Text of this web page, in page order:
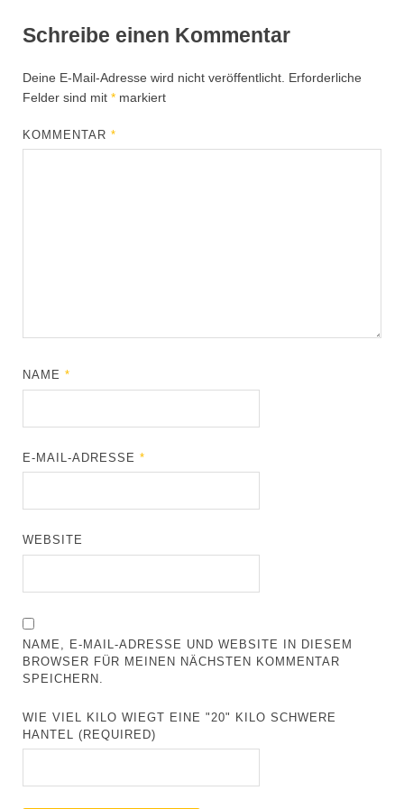
Schreibe einen Kommentar
Deine E-Mail-Adresse wird nicht veröffentlicht. Erforderliche
Felder sind mit * markiert
KOMMENTAR*
NAME*
E-MAIL-ADRESSE*
WEBSITE
NAME, E-MAIL-ADRESSE UND WEBSITE IN DIESEM
BROWSER FÜR MEINEN NÄCHSTEN KOMMENTAR
SPEICHERN.
WIE VIEL KILO WIEGT EINE "20" KILO SCHWERE
HANTEL (REQUIRED)